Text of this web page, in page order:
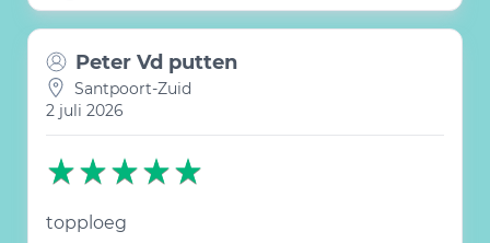
Peter Vd putten
Santpoort-Zuid
2 juli 2026
topploeg